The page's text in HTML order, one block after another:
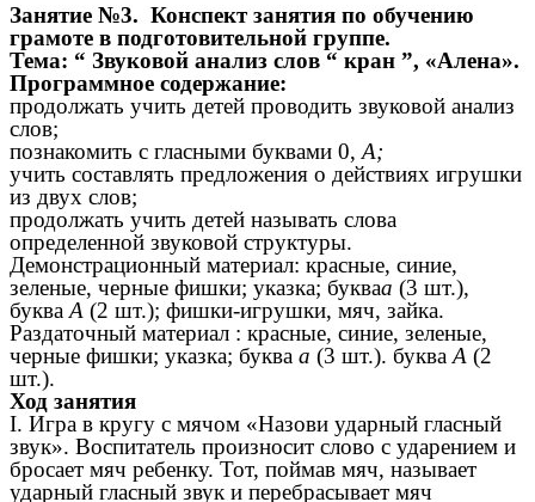
Занятие №3. Конспект занятия по обучению
грамоте в подготовительной группе.
Тема: “ Звуковой анализ слов “ кран ”, «Алена».
Программное содержание:
продолжать учить детей проводить звуковой анализ
слов;
познакомить с гласными буквами 0, А;
учить составлять предложения о действиях игрушки
из двух слов;
продолжать учить детей называть слова
определенной звуковой структуры.
Демонстрационный материал: красные, синие,
зеленые, черные фишки; указка; букваа (3 шт.),
буква А (2 шт.); фишки-игрушки, мяч, зайка.
Раздаточный материал : красные, синие, зеленые,
черные фишки; указка; буква а (3 шт.). буква А (2
шт.).
Ход занятия
I. Игра в кругу с мячом «Назови ударный гласный
звук». Воспитатель произносит слово с ударением и
бросает мяч ребенку. Тот, поймав мяч, называет
ударный гласный звук и перебрасывает мяч